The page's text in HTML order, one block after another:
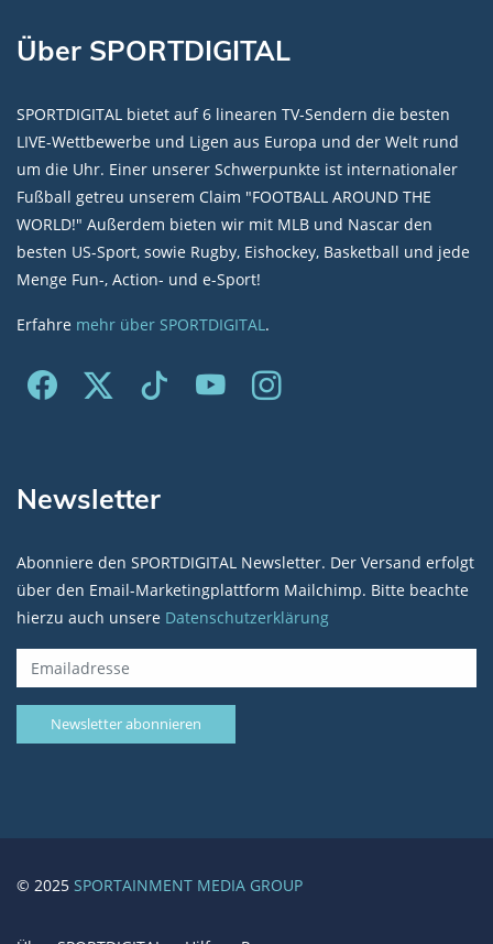
Über SPORTDIGITAL
SPORTDIGITAL bietet auf 6 linearen TV-Sendern die besten
LIVE-Wettbewerbe und Ligen aus Europa und der Welt rund
um die Uhr. Einer unserer Schwerpunkte ist internationaler
Fußball getreu unserem Claim "FOOTBALL AROUND THE
WORLD!" Außerdem bieten wir mit MLB und Nascar den
besten US-Sport, sowie Rugby, Eishockey, Basketball und jede
Menge Fun-, Action- und e-Sport!
Erfahre mehr über SPORTDIGITAL.
Newsletter
Abonniere den SPORTDIGITAL Newsletter. Der Versand erfolgt
über den Email-Marketingplattform Mailchimp. Bitte beachte
hierzu auch unsere Datenschutzerklärung
© 2025 SPORTAINMENT MEDIA GROUP